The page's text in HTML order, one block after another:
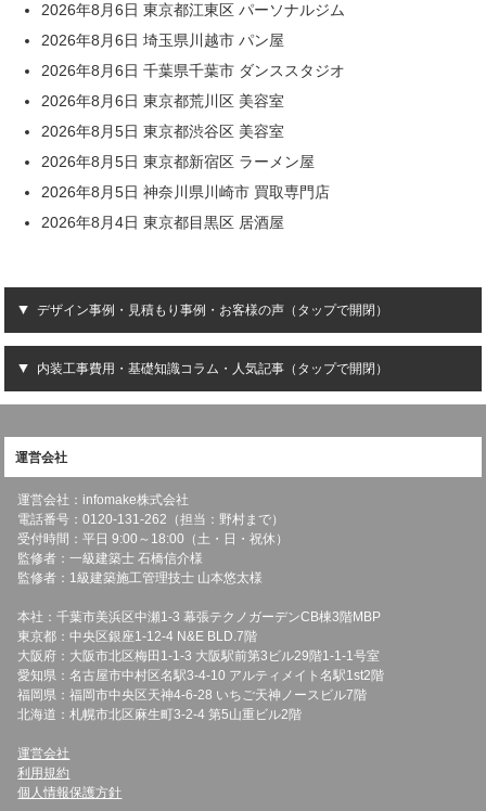
2026年8月6日 東京都江東区 パーソナルジム
2026年8月6日 埼玉県川越市 パン屋
2026年8月6日 千葉県千葉市 ダンススタジオ
2026年8月6日 東京都荒川区 美容室
2026年8月5日 東京都渋谷区 美容室
2026年8月5日 東京都新宿区 ラーメン屋
2026年8月5日 神奈川県川崎市 買取専門店
2026年8月4日 東京都目黒区 居酒屋
デザイン事例・見積もり事例・お客様の声（タップで開閉）
内装工事費用・基礎知識コラム・人気記事（タップで開閉）
運営会社
運営会社：infomake株式会社
電話番号：0120-131-262（担当：野村まで）
受付時間：平日 9:00～18:00（土・日・祝休）
監修者：一級建築士 石橋信介様
監修者：1級建築施工管理技士 山本悠太様
本社：千葉市美浜区中瀬1-3 幕張テクノガーデンCB棟3階MBP
東京都：中央区銀座1-12-4 N&E BLD.7階
大阪府：大阪市北区梅田1-1-3 大阪駅前第3ビル29階1-1-1号室
愛知県：名古屋市中村区名駅3-4-10 アルティメイト名駅1st2階
福岡県：福岡市中央区天神4-6-28 いちご天神ノースビル7階
北海道：札幌市北区麻生町3-2-4 第5山重ビル2階
運営会社
利用規約
個人情報保護方針